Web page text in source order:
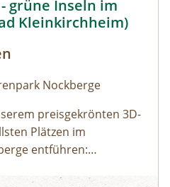
grüne Inseln im
Kleinkirchheim)
Nockberge
preisgekrönten 3D-
Plätzen im
entführen: